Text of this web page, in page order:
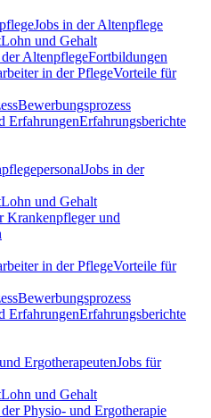
Jobs in der Altenpflege
Lohn und Gehalt
Fortbildungen
Vorteile für
Bewerbungsprozess
Erfahrungsberichte
Jobs in der
Lohn und Gehalt
Vorteile für
Bewerbungsprozess
Erfahrungsberichte
Jobs für
Lohn und Gehalt